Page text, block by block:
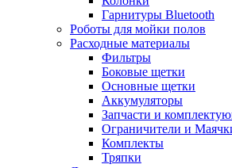
Гарнитуры Bluetooth
Роботы для мойки полов
Расходные материалы
Фильтры
Боковые щетки
Основные щетки
Аккумуляторы
Запчасти и
Ограничители и
Комплекты
Тряпки